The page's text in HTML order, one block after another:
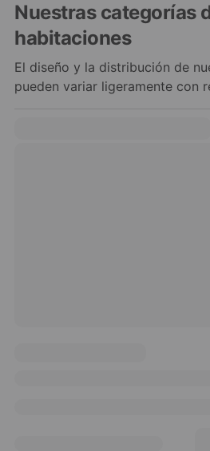
Nuestras categorías
habitaciones
El diseño y la distribución de
pueden variar ligeramente con